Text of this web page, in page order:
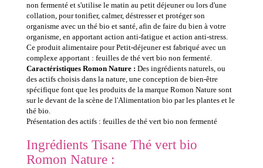
non fermenté et s'utilise le matin au petit déjeuner ou lors d'une
collation, pour tonifier, calmer, déstresser et protéger son
organisme avec un thé bio et santé, afin de faire du bien à votre
organisme, en apportant action anti-fatigue et action anti-stress.
Ce produit alimentaire pour Petit-déjeuner est fabriqué avec un
complexe apportant : feuilles de thé vert bio non fermenté.
Caractéristiques Romon Nature : Des ingrédients naturels, ou
des actifs choisis dans la nature, une conception de bien-être
spécifique font que les produits de la marque Romon Nature sont
sur le devant de la scène de l'Alimentation bio par les plantes et le
thé bio.
Présentation des actifs : feuilles de thé vert bio non fermenté
Ingrédients Tisane Thé vert bio
Romon Nature :